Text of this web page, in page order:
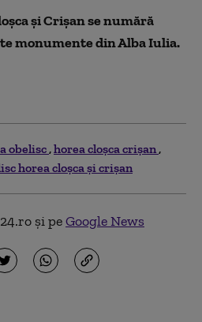
și Crișan se numără
monumente din Alba Iulia.
obelisc horea cloșca crișan
horea cloșca și crișan
și peGoogle News